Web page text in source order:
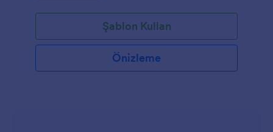
Şablon Kullan
Önizleme